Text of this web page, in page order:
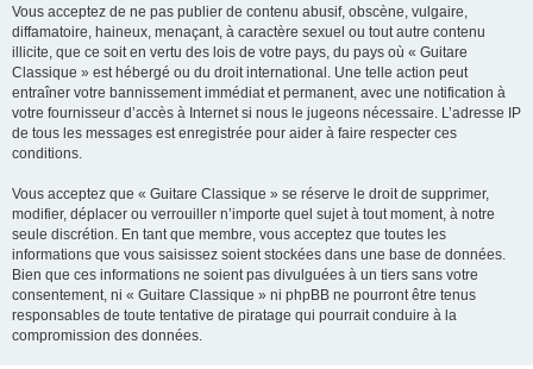
Vous acceptez de ne pas publier de contenu abusif, obscène, vulgaire,
diffamatoire, haineux, menaçant, à caractère sexuel ou tout autre contenu
illicite, que ce soit en vertu des lois de votre pays, du pays où « Guitare
Classique » est hébergé ou du droit international. Une telle action peut
entraîner votre bannissement immédiat et permanent, avec une notification à
votre fournisseur d’accès à Internet si nous le jugeons nécessaire. L’adresse IP
de tous les messages est enregistrée pour aider à faire respecter ces
conditions.
Vous acceptez que « Guitare Classique » se réserve le droit de supprimer,
modifier, déplacer ou verrouiller n’importe quel sujet à tout moment, à notre
seule discrétion. En tant que membre, vous acceptez que toutes les
informations que vous saisissez soient stockées dans une base de données.
Bien que ces informations ne soient pas divulguées à un tiers sans votre
consentement, ni « Guitare Classique » ni phpBB ne pourront être tenus
responsables de toute tentative de piratage qui pourrait conduire à la
compromission des données.